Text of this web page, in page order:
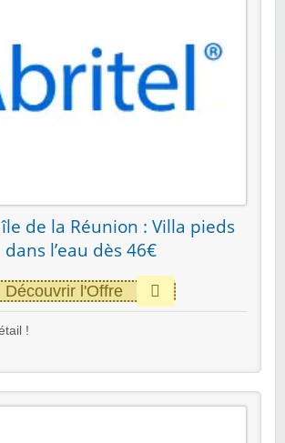
de la Réunion : Villa pieds
dans l’eau dès 46€
Découvrir l'Offre
!